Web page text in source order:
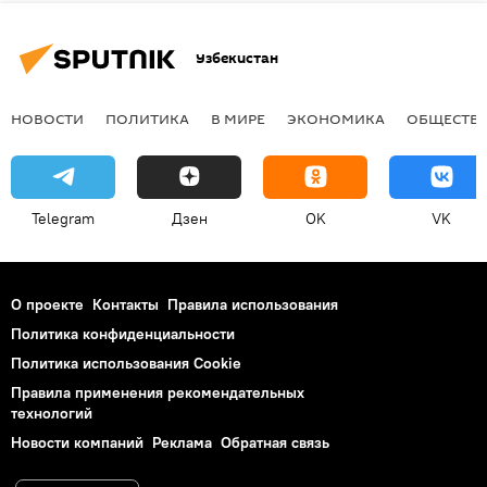
Узбекистан
НОВОСТИ ПОЛИТИКА В МИРЕ ЭКОНОМИКА
Telegram Дзен OK VK
О проекте Контакты Правила использования
Политика конфиденциальности
Политика использования Cookie
Правила применения рекомендательных
технологий
Новости компаний Реклама Обратная связь